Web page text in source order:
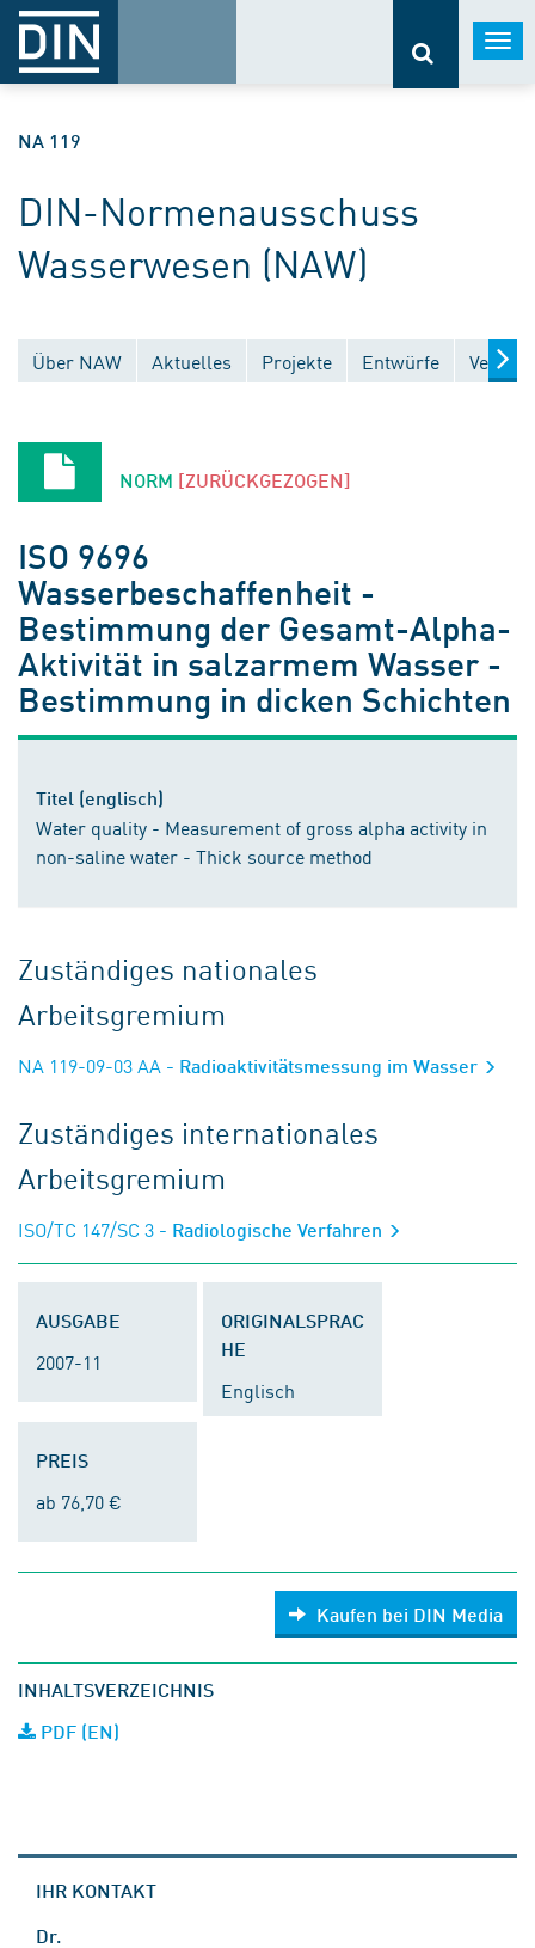
NA 119
DIN-Normenausschuss
Wasserwesen (NAW)
Über NAW Aktuelles Projekte Entwürfe
NORM [ZURÜCKGEZOGEN]
ISO 9696
Wasserbeschaffenheit -
Bestimmung der Gesamt-Alpha-
Aktivität in salzarmem Wasser -
Bestimmung in dicken Schichten
Titel (englisch)
Water quality - Measurement of gross alpha activity in
non-saline water - Thick source method
Zuständiges nationales
Arbeitsgremium
NA 119-09-03 AA - Radioaktivitätsmessung im Wasser
Zuständiges internationales
Arbeitsgremium
ISO/TC 147/SC 3 - Radiologische Verfahren
AUSGABE
2007-11
ORIGINALSPRAC
HE
Englisch
PREIS
ab 76,70 €
Kaufen bei DIN Media
INHALTSVERZEICHNIS
PDF (EN)
IHR KONTAKT
Dr.